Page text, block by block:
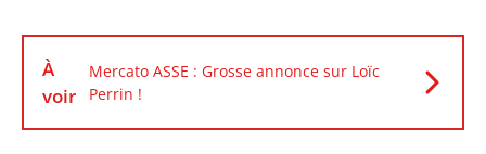
À
voir
Mercato ASSE : Grosse annonce sur Loïc
Perrin !